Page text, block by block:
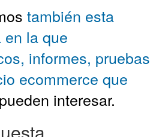
también esta
la que
informes, pruebas
ecommerce que
interesar.